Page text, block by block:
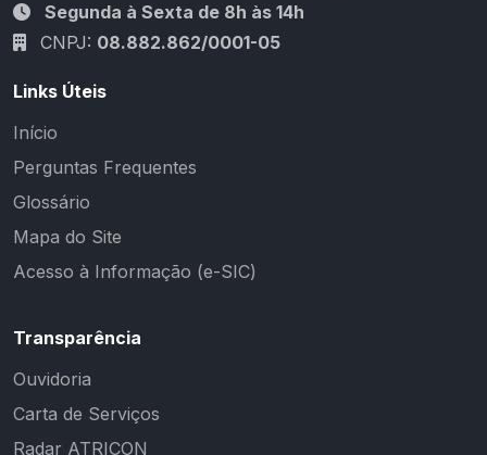
Segunda à Sexta de 8h às 14h
CNPJ: 08.882.862/0001-05
Links Úteis
Início
Perguntas Frequentes
Glossário
Mapa do Site
Acesso à Informação (e-SIC)
Transparência
Ouvidoria
Carta de Serviços
Radar ATRICON